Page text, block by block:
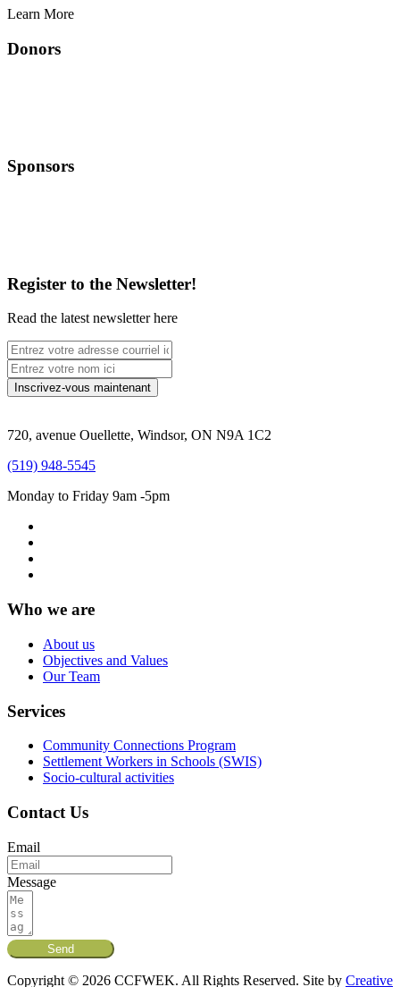
Learn More
Donors
Sponsors
Register to the Newsletter!
Read the latest newsletter here
720, avenue Ouellette, Windsor, ON N9A 1C2
(519) 948-5545
Monday to Friday 9am -5pm
Who we are
About us
Objectives and Values
Our Team
Services
Community Connections Program
Settlement Workers in Schools (SWIS)
Socio-cultural activities
Contact Us
Email
Message
Send
Copyright © 2026 CCFWEK. All Rights Reserved. Site by Creative